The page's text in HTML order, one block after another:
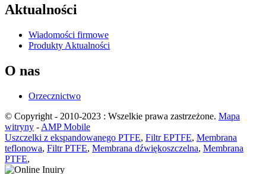
Aktualności
Wiadomości firmowe
Produkty Aktualności
O nas
Orzecznictwo
© Copyright - 2010-2023 : Wszelkie prawa zastrzeżone. Mapa
witryny - AMP Mobile
Uszczelki z ekspandowanego PTFE, Filtr EPTFE, Membrana
teflonowa, Filtr PTFE, Membrana dźwiękoszczelna, Membrana
PTFE,